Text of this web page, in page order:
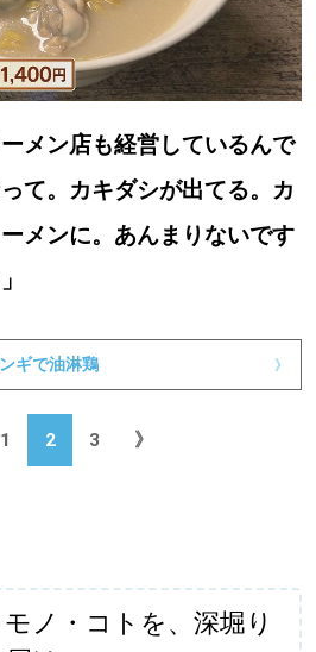
メン店も経営しているんで
て。カキダシが出てる。カ
メンに。あんまりないです
ギで油淋鶏 》
1 2 3 》
ノ・コトを、深堀り